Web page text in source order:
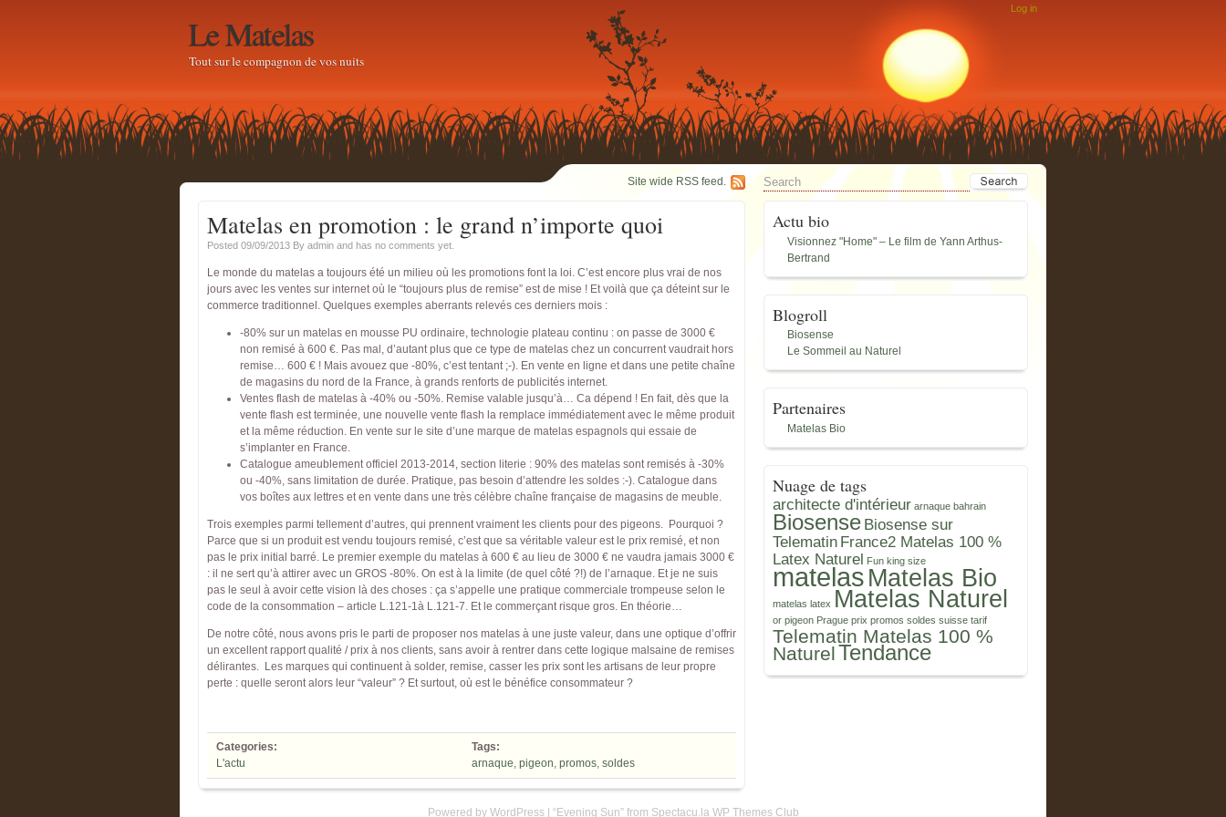
Le Matelas
Tout sur le compagnon de vos nuits
Log in
Site wide RSS feed.
Matelas en promotion : le grand n’importe quoi
Posted 09/09/2013 By admin and has no comments yet.
Le monde du matelas a toujours été un milieu où les promotions font la loi. C’est encore plus vrai de nos
jours avec les ventes sur internet où le “toujours plus de remise” est de mise ! Et voilà que ça déteint sur le
commerce traditionnel. Quelques exemples aberrants relevés ces derniers mois :
-80% sur un matelas en mousse PU ordinaire, technologie plateau continu : on passe de 3000 €
non remisé à 600 €. Pas mal, d’autant plus que ce type de matelas chez un concurrent vaudrait hors
remise… 600 € ! Mais avouez que -80%, c’est tentant ;-). En vente en ligne et dans une petite chaîne
de magasins du nord de la France, à grands renforts de publicités internet.
Ventes flash de matelas à -40% ou -50%. Remise valable jusqu’à… Ca dépend ! En fait, dès que la
vente flash est terminée, une nouvelle vente flash la remplace immédiatement avec le même produit
et la même réduction. En vente sur le site d’une marque de matelas espagnols qui essaie de
s’implanter en France.
Catalogue ameublement officiel 2013-2014, section literie : 90% des matelas sont remisés à -30%
ou -40%, sans limitation de durée. Pratique, pas besoin d’attendre les soldes :-). Catalogue dans
vos boîtes aux lettres et en vente dans une très célèbre chaîne française de magasins de meuble.
Trois exemples parmi tellement d’autres, qui prennent vraiment les clients pour des pigeons. Pourquoi ?
Parce que si un produit est vendu toujours remisé, c’est que sa véritable valeur est le prix remisé, et non
pas le prix initial barré. Le premier exemple du matelas à 600 € au lieu de 3000 € ne vaudra jamais 3000 €
: il ne sert qu’à attirer avec un GROS -80%. On est à la limite (de quel côté ?!) de l’arnaque. Et je ne suis
pas le seul à avoir cette vision là des choses : ça s’appelle une pratique commerciale trompeuse selon le
code de la consommation – article L.121-1à L.121-7. Et le commerçant risque gros. En théorie…
De notre côté, nous avons pris le parti de proposer nos matelas à une juste valeur, dans une optique d’offrir
un excellent rapport qualité / prix à nos clients, sans avoir à rentrer dans cette logique malsaine de remises
délirantes. Les marques qui continuent à solder, remise, casser les prix sont les artisans de leur propre
perte : quelle seront alors leur “valeur” ? Et surtout, où est le bénéfice consommateur ?
Categories:
L'actu
Tags:
arnaque, pigeon, promos, soldes
Actu bio
Visionnez "Home" – Le film de Yann Arthus-
Bertrand
Blogroll
Biosense
Le Sommeil au Naturel
Partenaires
Matelas Bio
Nuage de tags
architecte d'intérieur arnaque bahrain
Biosense Biosense sur
Telematin France2 Matelas 100 %
Latex Naturel Fun king size
matelas Matelas Bio
matelas latex Matelas Naturel
or pigeon Prague prix promos soldes suisse tarif
Telematin Matelas 100 %
NaturelTendance
Powered by WordPress| “Evening Sun” from Spectacu.la WP Themes Club